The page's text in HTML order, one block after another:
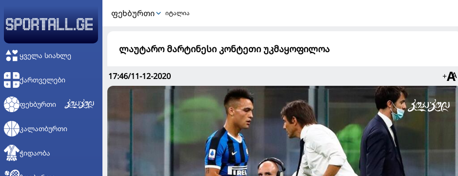
ᲧᲕᲔᲚᲐ ᲡᲘᲐᲮᲚᲔ
ᲥᲐᲠᲗᲕᲔᲚᲔᲑᲘ
ᲤᲔᲮᲑᲣᲠᲗᲘ
ᲙᲐᲚᲐᲗᲑᲣᲠᲗᲘ
ᲭᲘᲓᲐᲝᲑᲐ
ᲤᲔᲮᲑᲣᲠᲗᲘ იტალია
ლაუტარო მარტინესი კონტეთი უკმაყოფილოა
17:46/11-12-2020 +